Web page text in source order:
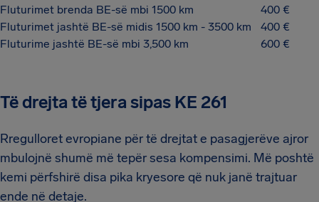
Fluturimet brenda BE-së mbi 1500 km
400 €
Fluturimet jashtë BE-së midis 1500 km - 3500 km
400 €
Fluturime jashtë BE-së mbi 3,500 km
600 €
Të drejta të tjera sipas KE 261
Rregulloret evropiane për të drejtat e pasagjerëve ajror
mbulojnë shumë më tepër sesa kompensimi. Më poshtë
kemi përfshirë disa pika kryesore që nuk janë trajtuar
ende në detaje.